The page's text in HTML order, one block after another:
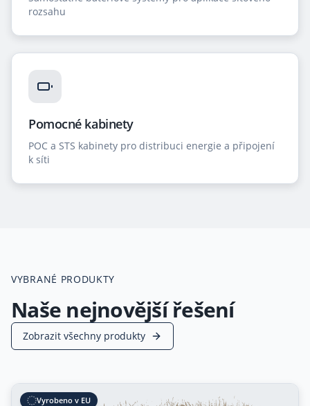
rozsahu
Pomocné kabinety
POC a STS kabinety pro distribuci energie a připojení
k síti
VYBRANÉ PRODUKTY
Naše nejnovější řešení
Zobrazit všechny produkty
Vyrobeno v EU